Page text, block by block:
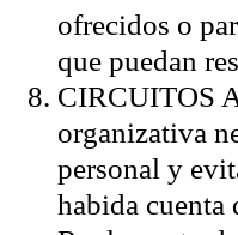
ofrecidos o
que puedan
CIRCUITOS
organizativa
personal y
habida cuenta